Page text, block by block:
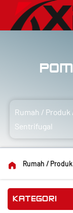
Rumah / Produk
Sentrifugal
Rumah / Produk
KATEGORI